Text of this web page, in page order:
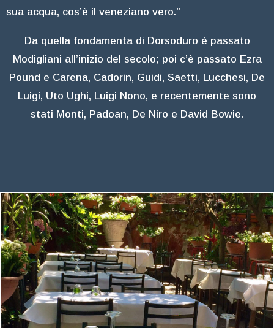
sua acqua, cos’è il veneziano vero.”
Da quella fondamenta di Dorsoduro è passato
Modigliani all’inizio del secolo; poi c’è passato Ezra
Pound e Carena, Cadorin, Guidi, Saetti, Lucchesi, De
Luigi, Uto Ughi, Luigi Nono, e recentemente sono
stati Monti, Padoan, De Niro e David Bowie.